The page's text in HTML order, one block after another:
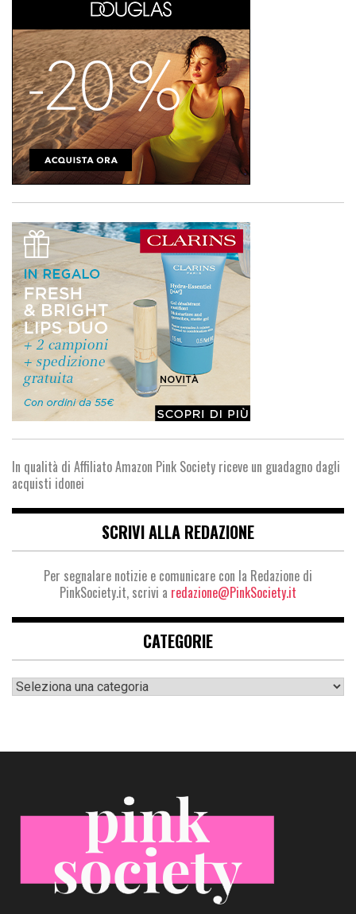
In qualità di Affiliato Amazon Pink Society riceve un guadagno dagli
acquisti idonei
SCRIVI ALLA REDAZIONE
Per segnalare notizie e comunicare con la Redazione di
PinkSociety.it, scrivi a redazione@PinkSociety.it
CATEGORIE
Categorie